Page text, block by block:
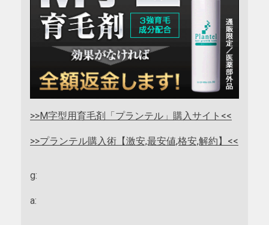
>>M字型用育毛剤「プランテル」購入サイト<<
>>プランテル購入術【激安,最安値,格安,解約】<<
g:
a: